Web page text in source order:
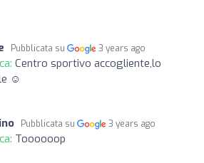
Pubblicata su 3 years ago
Centro sportivo accogliente,lo
☺️
Pubblicata su 3 years ago
Toooooop